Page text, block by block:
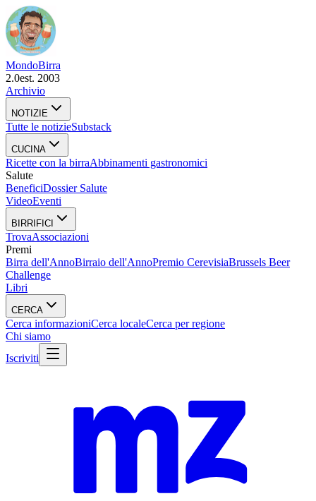
MondoBirra
2.0est. 2003
Archivio
NOTIZIE
Tutte le notizieSubstack
CUCINA
Ricette con la birraAbbinamenti gastronomici
Salute
BeneficiDossier Salute
VideoEventi
BIRRIFICI
TrovaAssociazioni
Premi
Birra dell'AnnoBirraio dell'AnnoPremio CerevisiaBrussels Beer
Challenge
Libri
CERCA
Cerca informazioniCerca localeCerca per regione
Chi siamo
Iscriviti